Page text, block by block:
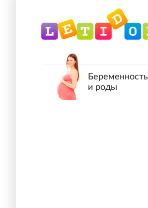
Беременность
и роды